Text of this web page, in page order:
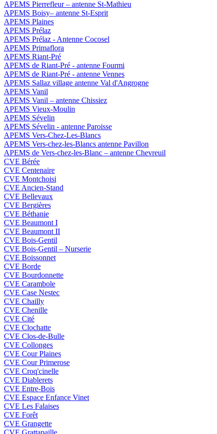
APEMS Pierrefleur – antenne St-Mathieu
APEMS Boisy– antenne St-Esprit
APEMS Plaines
APEMS Prélaz
APEMS Prélaz - Antenne Cocosel
APEMS Primaflora
APEMS Riant-Pré
APEMS de Riant-Pré - antenne Fourmi
APEMS de Riant-Pré - antenne Vennes
APEMS Sallaz village antenne Val d'Angrogne
APEMS Vanil
APEMS Vanil – antenne Chissiez
APEMS Vieux-Moulin
APEMS Sévelin
APEMS Sévelin - antenne Paroisse
APEMS Vers-Chez-Les-Blancs
APEMS Vers-chez-les-Blancs antenne Pavillon
APEMS de Vers-chez-les-Blanc – antenne Chevreuil
CVE Bérée
CVE Centenaire
CVE Montchoisi
CVE Ancien-Stand
CVE Bellevaux
CVE Bergières
CVE Béthanie
CVE Beaumont I
CVE Beaumont II
CVE Bois-Gentil
CVE Bois-Gentil – Nurserie
CVE Boissonnet
CVE Borde
CVE Bourdonnette
CVE Carambole
CVE Case Nestec
CVE Chailly
CVE Chenille
CVE Cité
CVE Clochatte
CVE Clos-de-Bulle
CVE Collonges
CVE Cour Plaines
CVE Cour Primerose
CVE Croq'cinelle
CVE Diablerets
CVE Entre-Bois
CVE Espace Enfance Vinet
CVE Les Falaises
CVE Forêt
CVE Grangette
CVE Grattapaille